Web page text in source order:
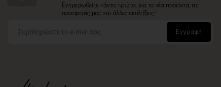
Ενημερωθείτε πάντα πρώτοι για τα νέα προϊόντα, τις
προσφορές μας και άλλες εκπλήξεις!
Εγγραφή